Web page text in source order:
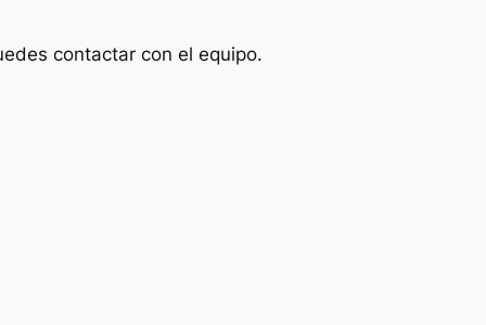
contactar con el equipo.